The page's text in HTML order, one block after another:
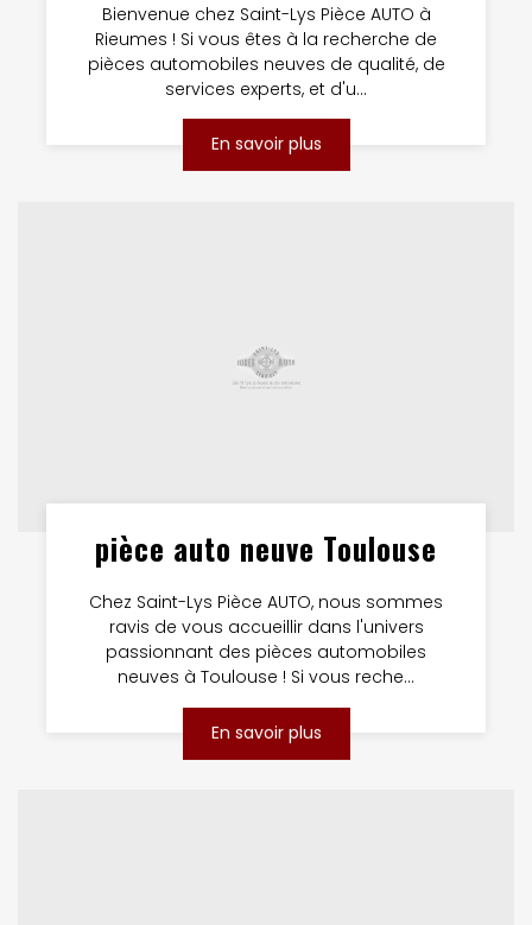
Bienvenue chez Saint-Lys Pièce AUTO à
Rieumes ! Si vous êtes à la recherche de
pièces automobiles neuves de qualité, de
services experts, et d'u...
En savoir plus
pièce auto neuve Toulouse
Chez Saint-Lys Pièce AUTO, nous sommes
ravis de vous accueillir dans l'univers
passionnant des pièces automobiles
neuves à Toulouse ! Si vous reche...
En savoir plus